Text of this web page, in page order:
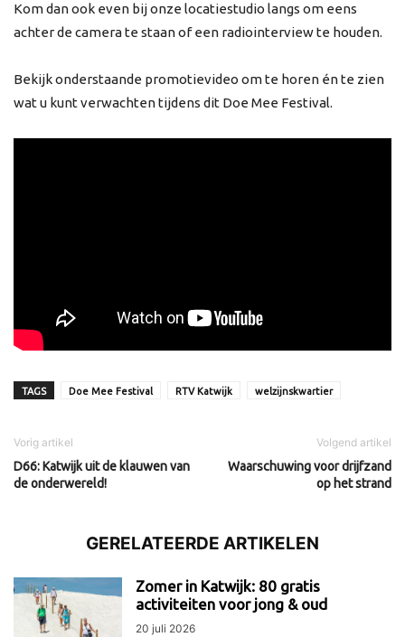
Kom dan ook even bij onze locatiestudio langs om eens
achter de camera te staan of een radiointerview te houden.
Bekijk onderstaande promotievideo om te horen én te zien
wat u kunt verwachten tijdens dit Doe Mee Festival.
TAGS Doe Mee Festival RTV Katwijk welzijnskwartier
Vorig artikel
D66: Katwijk uit de klauwen van
de onderwereld!
Volgend artikel
Waarschuwing voor drijfzand
op het strand
GERELATEERDE ARTIKELEN
Zomer in Katwijk: 80 gratis
activiteiten voor jong & oud
20 juli 2026